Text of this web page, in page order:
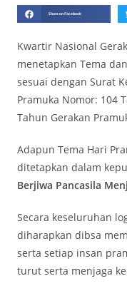
Share on Facebook
Kwartir Nasional
menetapkan Tema
sesuai dengan Surat
Pramuka Nomor: 104
Tahun Gerakan
Adapun Tema Hari
ditetapkan dalam
Berjiwa Pancasila
Secara keseluruhan
diharapkan dibsa
serta setiap insan
turut serta menjaga